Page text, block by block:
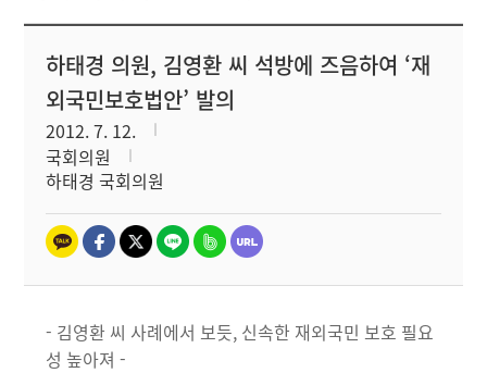
하태경 의원, 김영환 씨 석방에 즈음하여 ‘재
외국민보호법안’ 발의
2012. 7. 12.
국회의원
하태경 국회의원
- 김영환 씨 사례에서 보듯, 신속한 재외국민 보호 필요
성 높아져 -